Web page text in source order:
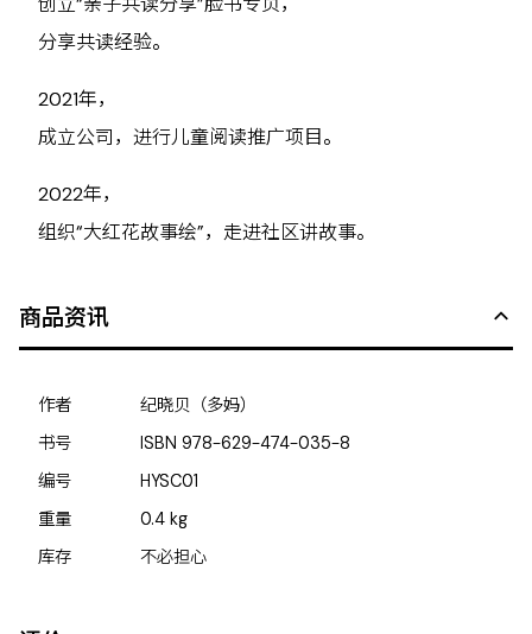
分享共读经验。
2021年，
成立公司，进行儿童阅读推广项目。
2022年，
组织“大红花故事绘”，走进社区讲故事。
商品资讯
作者
纪晓贝（多妈）
书号
ISBN978-629-474-035-8
编号
HYSC01
重量
0.4 kg
库存
不必担心